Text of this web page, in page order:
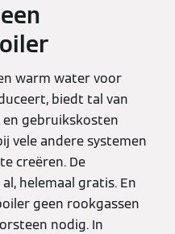
warm water voor
biedt tal van
en gebruikskosten
vele andere systemen
creëren. De
helemaal gratis. En
geen rookgassen
nodig. In